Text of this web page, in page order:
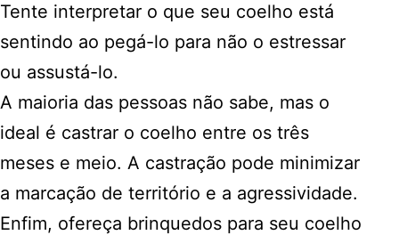
Tente interpretar o que seu coelho está
sentindo ao pegá-lo para não o estressar
ou assustá-lo.
A maioria das pessoas não sabe, mas o
ideal é castrar o coelho entre os três
meses e meio. A castração pode minimizar
a marcação de território e a agressividade.
Enfim, ofereça brinquedos para seu coelho